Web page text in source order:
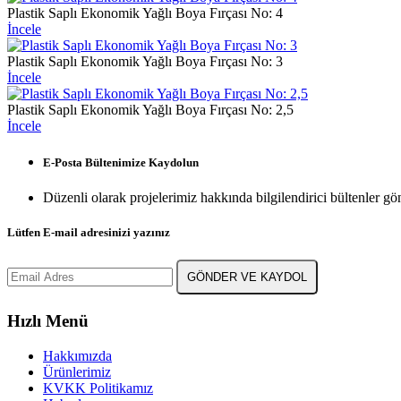
Plastik Saplı Ekonomik Yağlı Boya Fırçası No: 4
İncele
Plastik Saplı Ekonomik Yağlı Boya Fırçası No: 3
İncele
Plastik Saplı Ekonomik Yağlı Boya Fırçası No: 2,5
İncele
E-Posta Bültenimize Kaydolun
Düzenli olarak projelerimiz hakkında bilgilendirici bültenler
Lütfen E-mail adresinizi yazınız
GÖNDER VE KAYDOL
Hızlı Menü
Hakkımızda
Ürünlerimiz
KVKK Politikamız